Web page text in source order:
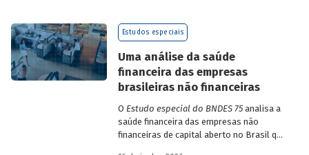
Estudos especiais
Uma análise da saúde
financeira das empresas
brasileiras não financeiras
O Estudo especial do BNDES 75analisa a
saúde financeira das empresas não
financeiras de capital aberto no Brasil que